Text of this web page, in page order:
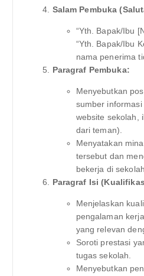
Salam Pembuka
“Yth. Bapak/Ibu
“Yth. Bapak/Ibu
nama penerima
Paragraf Pembuka:
Menyebutkan
sumber informasi
website sekolah,
dari teman).
Menyatakan
tersebut dan
bekerja di
Paragraf Isi
Menjelaskan
pengalaman
yang relevan
Soroti prestasi
tugas sekolah.
Menyebutkan